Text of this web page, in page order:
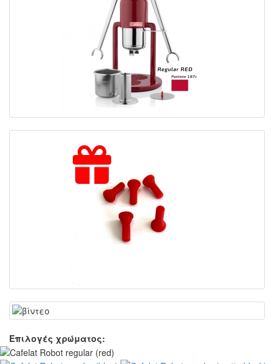
Επιλογές χρώματος: